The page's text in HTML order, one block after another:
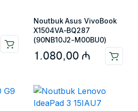
Noutbuk Asus VivoBook
X1504VA-BQ287
(90NB10J2-M00BU0)
1.080,00 ₼